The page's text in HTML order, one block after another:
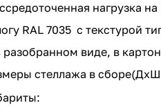
нагрузка
RAL 7035 с текстурой
разобранном виде, в
стеллажа в